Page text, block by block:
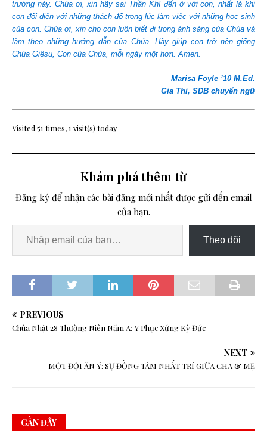
trường này. Chúa ơi, xin hãy sai Thần Khí đến ở với con, nhất là khi
con đối diện với những thách đố trong lúc làm việc với những học sinh
của con. Chúa ơi, xin cho con luôn biết đi trong ánh sáng của Chúa và
làm theo những hướng dẫn của Chúa. Hãy giúp con trở nên giống
Chúa Giêsu, Con của Chúa, mỗi ngày một hơn. Amen.
Marisa Foyle ’10 M.Ed.
Gia Thi, SDB chuyển ngữ
Visited 51 times, 1 visit(s) today
Khám phá thêm từ
Đăng ký để nhận các bài đăng mới nhất được gửi đến email
của bạn.
Theo dõi
PREVIOUS
Chúa Nhật 28 Thường Niên Năm A: Y Phục Xứng Kỳ Đức
NEXT
MỘT ĐỘI ĂN Ý: SỰ ĐỒNG TÂM NHẤT TRÍ GIỮA CHA & MẸ
GẦN ĐÂY